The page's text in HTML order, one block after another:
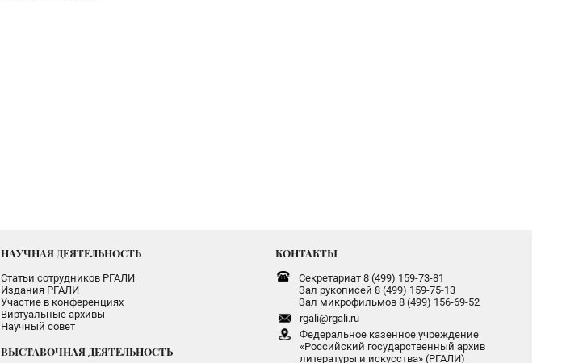
НАУЧНАЯ ДЕЯТЕЛЬНОСТЬ
Статьи сотрудников РГАЛИ
Издания РГАЛИ
Участие в конференциях
Виртуальные архивы
Научный совет
ВЫСТАВОЧНАЯ ДЕЯТЕЛЬНОСТЬ
КОНТАКТЫ
Секретариат 8 (499) 159-73-81
Зал рукописей 8 (499) 159-75-13
Зал микрофильмов 8 (499) 156-69-52
rgali@rgali.ru
Федеральное казенное учреждение
«Российский государственный архив
литературы и искусства» (РГАЛИ)